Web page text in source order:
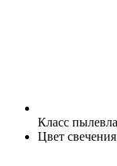
Класс
Цвет свечения